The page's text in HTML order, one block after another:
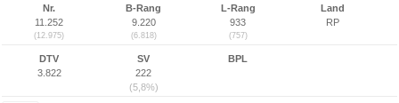
Nr.
11.252
(12.975)
B-Rang
9.220
(6.818)
L-Rang
933
(757)
Land
RP
DTV
3.822
SV
222
(5,8%)
BPL